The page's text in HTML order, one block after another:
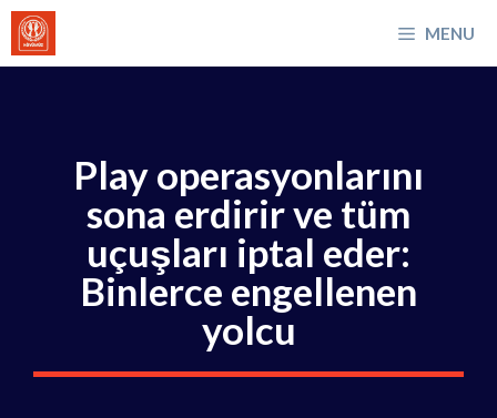
İçeriğe
atla
MENU
Play operasyonlarını
sona erdirir ve tüm
uçuşları iptal eder:
Binlerce engellenen
yolcu